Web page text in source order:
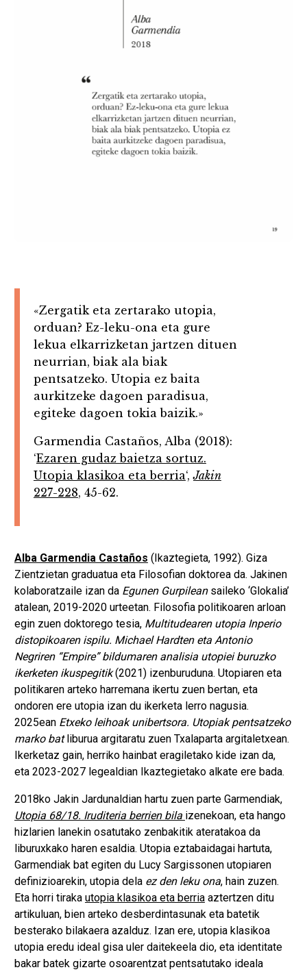
«Zergatik eta zertarako utopia,
orduan? Ez-leku-ona eta gure
lekua elkarrizketan jartzen dituen
neurrian, biak ala biak
pentsatzeko. Utopia ez baita
aurkitzeke dagoen paradisua,
egiteke dagoen tokia baizik.»
Garmendia Castaños, Alba (2018):
‘Ezaren gudaz baietza sortuz.
Utopia klasikoa eta berria‘,Jakin
227-228, 45-62.
Alba Garmendia Castaños (Ikaztegieta, 1992). Giza
Zientzietan graduatua eta Filosofian doktorea da. Jakinen
kolaboratzaile izan da Egunen Gurpileansaileko ‘Glokalia’
atalean, 2019-2020 urteetan. Filosofia politikoaren arloan
egin zuen doktorego tesia, Multitudearen utopia Inperio
distopikoaren ispilu. Michael Hardten eta Antonio
Negriren “Empire” bildumaren analisia utopiei buruzko
ikerketen ikuspegitik(2021) izenburuduna. Utopiaren eta
politikaren arteko harremana ikertu zuen bertan, eta
ondoren ere utopia izan du ikerketa lerro nagusia.
2025ean Etxeko leihoak unibertsora. Utopiak pentsatzeko
marko batliburua argitaratu zuen Txalaparta argitaletxean.
Ikerketaz gain, herriko hainbat eragiletako kide izan da,
eta 2023-2027 legealdian Ikaztegietako alkate ere bada.
2018ko Jakin Jardunaldian hartu zuen parte Garmendiak,
Utopia 68/18. Iruditeria berrien bila izenekoan, eta hango
hizlarien lanekin osatutako zenbakitik ateratakoa da
liburuxkako haren esaldia. Utopia eztabaidagai hartuta,
Garmendiak bat egiten du Lucy Sargissonen utopiaren
definizioarekin, utopia dela ez den leku ona, hain zuzen.
Eta horri tiraka utopia klasikoa eta berriaaztertzen ditu
artikuluan, bien arteko desberdintasunak eta batetik
besterako bilakaera azalduz. Izan ere, utopia klasikoa
utopia eredu ideal gisa uler daitekeela dio, eta identitate
bakar batek gizarte osoarentzat pentsatutako ideala